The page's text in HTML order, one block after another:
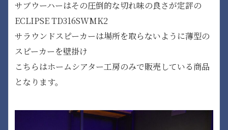
サブウーハーはその圧倒的な切れ味の良さが定評の
ECLIPSE TD316SWMK2
サラウンドスピーカーは場所を取らないように薄型の
スピーカーを壁掛け
こちらはホームシアター工房のみで販売している商品
となります。